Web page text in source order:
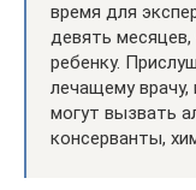
время для
девять
ребенку.
лечащему врачу,
могут вызвать
консерванты,